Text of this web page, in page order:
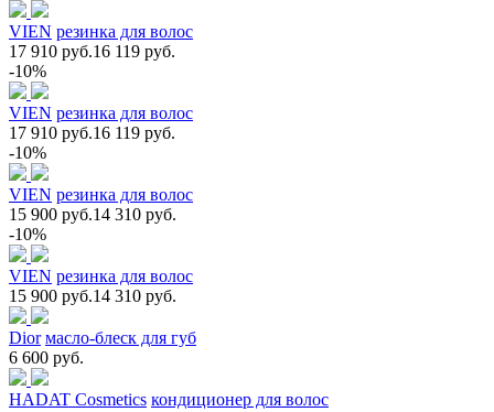
VIEN резинка для волос
17 910 руб.16 119 руб.
-10%
VIEN резинка для волос
17 910 руб.16 119 руб.
-10%
VIEN резинка для волос
15 900 руб.14 310 руб.
-10%
VIEN резинка для волос
15 900 руб.14 310 руб.
Dior масло-блеск для губ
6 600 руб.
HADAT Cosmetics кондиционер для волос